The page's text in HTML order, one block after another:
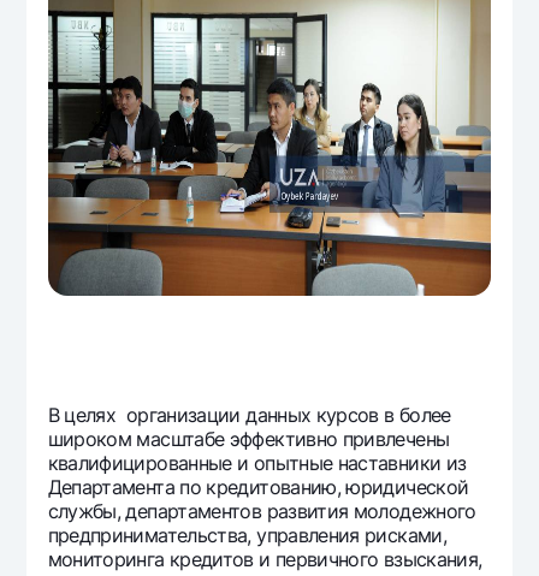
В целях организации данных курсов в более
широком масштабе эффективно привлечены
квалифицированные и опытные наставники из
Департамента по кредитованию, юридической
службы, департаментов развития молодежного
предпринимательства, управления рисками,
мониторинга кредитов и первичного взыскания,